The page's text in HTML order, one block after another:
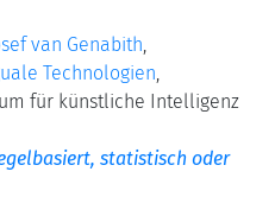
van Genabith
Technologien
für künstliche Intelligenz
statistisch oder